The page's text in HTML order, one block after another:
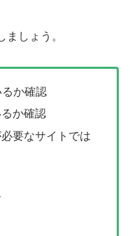
しょう。
か確認
か確認
要なサイトでは